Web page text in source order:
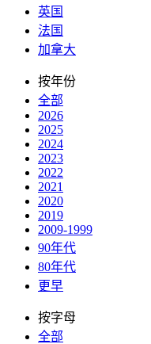
英国
法国
加拿大
按年份
全部
2026
2025
2024
2023
2022
2021
2020
2019
2009-1999
90年代
80年代
更早
按字母
全部